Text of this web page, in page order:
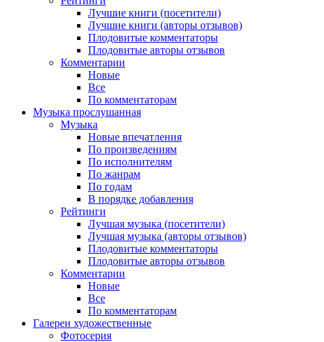
Лучшие книги (посетители)
Лучшие книги (авторы отзывов)
Плодовитые комментаторы
Плодовитые авторы отзывов
Комментарии
Новые
Все
По комментаторам
Музыка прослушанная
Музыка
Новые впечатления
По произведениям
По исполнителям
По жанрам
По годам
В порядке добавления
Рейтинги
Лучшая музыка (посетители)
Лучшая музыка (авторы отзывов)
Плодовитые комментаторы
Плодовитые авторы отзывов
Комментарии
Новые
Все
По комментаторам
Галереи художественные
Фотосерия